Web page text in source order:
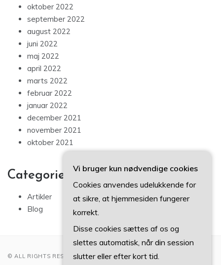
oktober 2022
september 2022
august 2022
juni 2022
maj 2022
april 2022
marts 2022
februar 2022
januar 2022
december 2021
november 2021
oktober 2021
Categories
Artikler
Blog
© ALL RIGHTS RESERVED 2022
Vi bruger kun nødvendige cookies
Cookies anvendes udelukkende for
at sikre, at hjemmesiden fungerer
korrekt.
Disse cookies sættes af os og
slettes automatisk, når din session
slutter eller efter kort tid.